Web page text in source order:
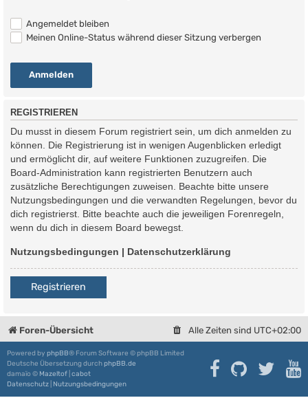
Angemeldet bleiben
Meinen Online-Status während dieser Sitzung verbergen
REGISTRIEREN
Du musst in diesem Forum registriert sein, um dich anmelden zu
können. Die Registrierung ist in wenigen Augenblicken erledigt
und ermöglicht dir, auf weitere Funktionen zuzugreifen. Die
Board-Administration kann registrierten Benutzern auch
zusätzliche Berechtigungen zuweisen. Beachte bitte unsere
Nutzungsbedingungen und die verwandten Regelungen, bevor du
dich registrierst. Bitte beachte auch die jeweiligen Forenregeln,
wenn du dich in diesem Board bewegst.
Nutzungsbedingungen | Datenschutzerklärung
Registrieren
Foren-Übersicht Alle Zeiten sind UTC+02:00
Powered by phpBB® Forum Software © phpBB Limited
Deutsche Übersetzung durchphpBB.de
damaïo © Mazeltof cabot
Datenschutz Nutzungsbedingungen